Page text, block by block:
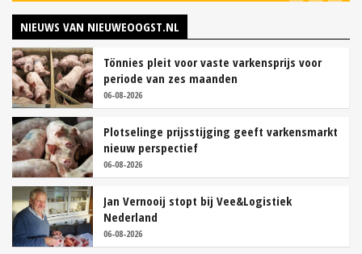
NIEUWS VAN NIEUWEOOGST.NL
Tönnies pleit voor vaste varkensprijs voor
periode van zes maanden
06-08-2026
Plotselinge prijsstijging geeft varkensmarkt
nieuw perspectief
06-08-2026
Jan Vernooij stopt bij Vee&Logistiek
Nederland
06-08-2026